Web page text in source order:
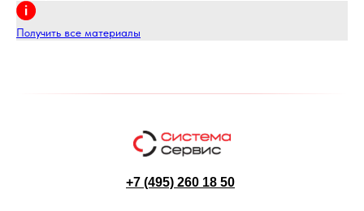
Получить все материалы
+7 (495) 260 18 50